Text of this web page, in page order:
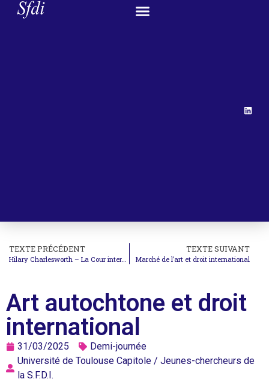
TEXTE PRÉCÉDENT TEXTE SUIVANT
Marché de l’art et droit international
Art autochtone et droit
international
31/03/2025
Demi-journée
Université de Toulouse Capitole / Jeunes-chercheurs de
la S.F.D.I.